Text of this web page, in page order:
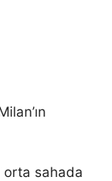
orta sahada